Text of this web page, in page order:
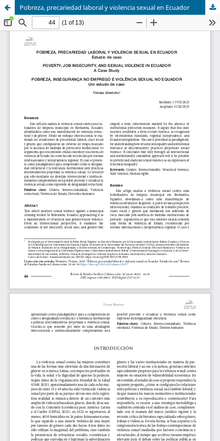
Pobreza, precariedad laboral y violencia sexual en Ecuador